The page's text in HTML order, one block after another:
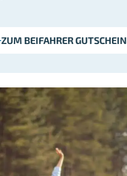
ZUM BEIFAHRER GUTSCHEIN